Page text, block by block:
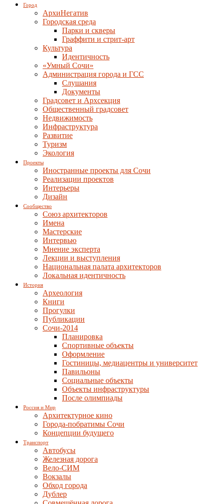
Город
АрхиНегатив
Городская среда
Парки и скверы
Граффити и стрит-арт
Культура
Идентичность
«Умный Сочи»
Администрация города и ГСС
Слушания
Документы
Градсовет и Архсекция
Общественный градсовет
Недвижимость
Инфраструктура
Развитие
Туризм
Экология
Проекты
Иностранные проекты для Сочи
Реализации проектов
Интерьеры
Дизайн
Сообщество
Союз архитекторов
Имена
Мастерские
Интервью
Мнение эксперта
Лекции и выступления
Национальная палата архитекторов
Локальная идентичность
История
Археология
Книги
Прогулки
Публикации
Сочи-2014
Планировка
Спортивные объекты
Оформление
Гостиницы, медиацентры и университет
Павильоны
Социальные объекты
Объекты инфраструктуры
После олимпиады
Россия и Мир
Архитектурное кино
Города-побратимы Сочи
Концепции будущего
Транспорт
Автобусы
Железная дорога
Вело-СИМ
Вокзалы
Обход города
Дублер